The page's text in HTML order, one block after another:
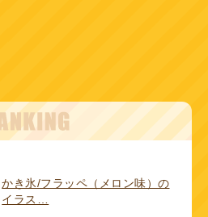
かき氷/フラッペ（メロン味）の
イラス…